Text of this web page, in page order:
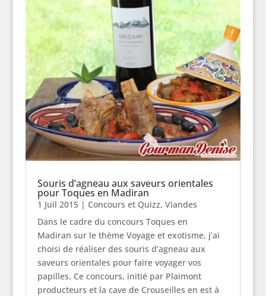
Souris d’agneau aux saveurs orientales
pour Toques en Madiran
1 Juil 2015| Concours et Quizz, Viandes
Dans le cadre du concours Toques en
Madiran sur le thème Voyage et exotisme, j’ai
choisi de réaliser des souris d’agneau aux
saveurs orientales pour faire voyager vos
papilles. Ce concours, initié par Plaimont
producteurs et la cave de Crouseilles en est à